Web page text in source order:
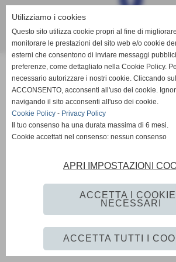
Realizzazione sito web
Utilizziamo i cookies
Questo sito utilizza cookie propri al fine di
monitorare le prestazioni del sito web e/o cookie
esterni che consentono di inviare messaggi
preferenze, come dettagliato nella Cookie Policy.
necessario autorizzare i nostri cookie. Cliccando
ACCONSENTO, acconsenti all'uso dei cookie.
navigando il sito acconsenti all'uso dei cookie.
Cookie Policy - Privacy Policy
Il tuo consenso ha una durata massima di 6 mesi.
Cookie accettati nel consenso: nessun consenso
APRI IMPOSTAZIONI
ACCETTA I
NECESSARI
ACCETTA TUTTI I